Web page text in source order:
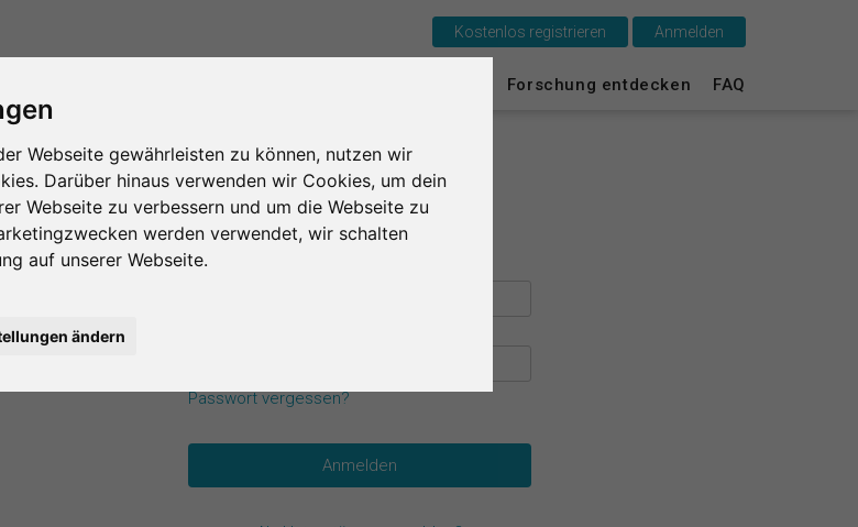
Webseite gewährleisten zu können, nutzen wir
Darüber hinaus verwenden wir Cookies, um dein
Webseite zu verbessern und um die Webseite zu
werden verwendet, wir schalten
auf unserer Webseite.
ändern
Forschung entdecken FAQ
Kostenlos registrieren Anmelden
an.
Passwort vergessen?